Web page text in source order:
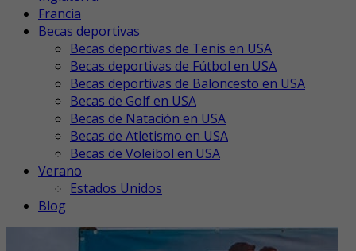
Francia
Becas deportivas
Becas deportivas de Tenis en USA
Becas deportivas de Fútbol en USA
Becas deportivas de Baloncesto en USA
Becas de Golf en USA
Becas de Natación en USA
Becas de Atletismo en USA
Becas de Voleibol en USA
Verano
Estados Unidos
Blog